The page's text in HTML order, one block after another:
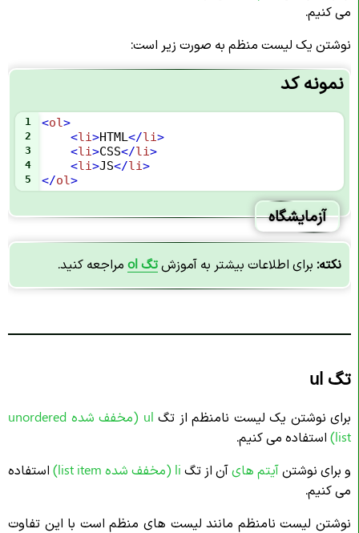
می کنیم.
نوشتن یک لیست منظم به صورت زیر است:
نمونه کد
1 <ol>
2 <li>HTML</li>
3 <li>CSS</li>
4 <li>JS</li>
5 </ol>
آزمایشگاه
نکته: برای اطلاعات بیشتر به آموزش تگ ol مراجعه کنید.
تگ ul
برای نوشتن یک لیست نامنظم از تگ
ul (مخفف شده unordered
list) استفاده می کنیم.
و برای نوشتنآیتم هایآن از تگ li (مخفف شده list item)
استفاده
می کنیم.
نوشتن لیست نامنظم مانند لیست های منظم است با این تفاوت